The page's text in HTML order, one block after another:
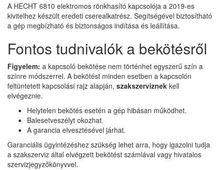
A HECHT 6810 elektromos rönkhasító kapcsolója a 2019-es
kivitelhez készült eredeti cserealkatrész. Segítségével biztosítható
a gép megbízható és biztonságos indítása és leállítása.
Fontos tudnivalók a bekötésről
Figyelem: a kapcsoló bekötése nem történhet egyszerű szín a
színre módszerrel. A bekötést minden esetben a kapcsolón
feltüntetett kapcsolási rajz alapján, szakszerviznek kell
elvégeznie.
Helytelen bekötés esetén a gép hibásan működhet.
Balesetveszélyt okozhat.
A garancia elvesztésével járhat.
Garanciális ügyintézéshez szükség lehet arra, hogy igazolni tudja
a szakszerviz által elvégzett bekötést számlával vagy hivatalos
szervizjegyzőkönyvvel.